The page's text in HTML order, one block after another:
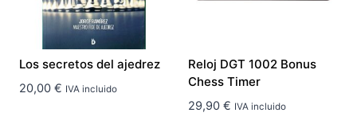
Los secretos del ajedrez
20,00 € IVA incluido
Reloj DGT 1002 Bonus
Chess Timer
29,90 € IVA incluido